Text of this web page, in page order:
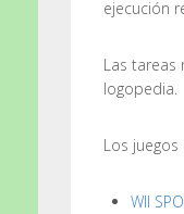
ejecución
Las tareas
logopedia.
Los
WII